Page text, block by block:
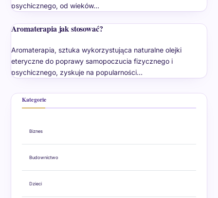
psychicznego, od wieków…
Aromaterapia jak stosować?
Aromaterapia, sztuka wykorzystująca naturalne olejki
eteryczne do poprawy samopoczucia fizycznego i
psychicznego, zyskuje na popularności…
Kategorie
Biznes
Budownictwo
Dzieci